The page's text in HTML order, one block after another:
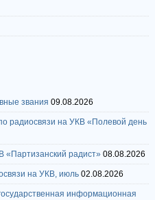
звания 09.08.2026
радиосвязи на УКВ «Полевой день
«Партизанский радист» 08.08.2026
на УКВ, июль 02.08.2026
информационная